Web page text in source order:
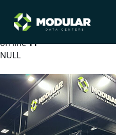
Warning : Undefined array
/home/modulardtc/
on line11
NULL